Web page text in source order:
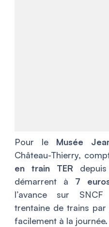
Pour le Musée
Château-Thierry,
en train TER depuis
démarrent à 7
l’avance sur
trentaine de trains par
facilement à la journée.